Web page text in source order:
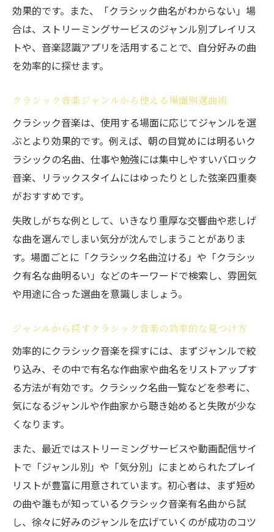
効果的です。また、「クラシック曲名がわからない」場
合は、ストリーミングサービスのジャンル別プレイリス
トや、音楽認識アプリを活用することで、自分好みの曲
を効率的に探せます。
クラシック音楽ジャンルから使える場面別選曲術
クラシック音楽は、使用する場面に応じてジャンルを選
ぶとより効果的です。例えば、朝の目覚めには明るいク
ラシックの名曲、仕事や勉強には集中しやすいバロック
音楽、リラックスタイムにはゆったりとした弦楽四重奏
がおすすめです。
失敗しがちな例として、いきなり重厚な交響曲や悲しげ
な曲を選んでしまい気分が沈んでしまうことがありま
す。場面ごとに「クラシック名曲泣ける」や「クラシッ
ク有名な曲明るい」などのキーワードで検索し、雰囲気
や用途に合った選曲を意識しましょう。
ジャンルから探すクラシック音楽の効率的な見つけ方
効率的にクラシック音楽を探すには、まずジャンルで絞
り込み、その中で有名な作曲家や曲名をリストアップす
る方法が有効です。クラシック名曲一覧などを参考に、
気になるジャンルや作曲家から聴き始めると失敗が少な
くなります。
また、最近ではストリーミングサービスや動画配信サイ
トで「ジャンル別」や「気分別」にまとめられたプレイ
リストが豊富に用意されています。初心者は、まず短め
の曲や誰もが知っているクラシック音楽有名曲から試
し、徐々に好みのジャンルを広げていくのが成功のコツ